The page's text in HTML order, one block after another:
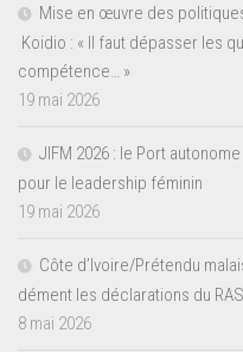
Mise en œuvre des
Koidio : « Il faut dépasser les
compétence… »
19 mai 2026
JIFM 2026 : le Port
pour le leadership féminin
19 mai 2026
Côte d’Ivoire/Prétendu
dément les déclarations du
8 mai 2026